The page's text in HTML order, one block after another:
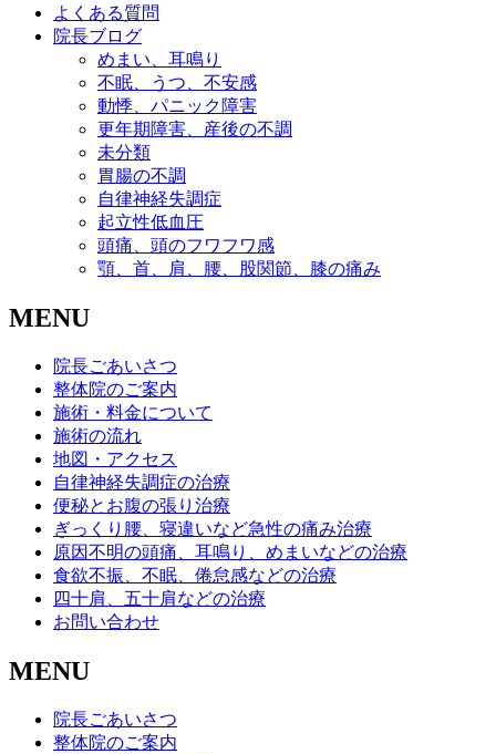
よくある質問
院長ブログ
めまい、耳鳴り
不眠、うつ、不安感
動悸、パニック障害
更年期障害、産後の不調
未分類
胃腸の不調
自律神経失調症
起立性低血圧
頭痛、頭のフワフワ感
顎、首、肩、腰、股関節、膝の痛み
MENU
院長ごあいさつ
整体院のご案内
施術・料金について
施術の流れ
地図・アクセス
自律神経失調症の治療
便秘とお腹の張り治療
ぎっくり腰、寝違いなど急性の痛み治療
原因不明の頭痛、耳鳴り、めまいなどの治療
食欲不振、不眠、倦怠感などの治療
四十肩、五十肩などの治療
お問い合わせ
MENU
院長ごあいさつ
整体院のご案内